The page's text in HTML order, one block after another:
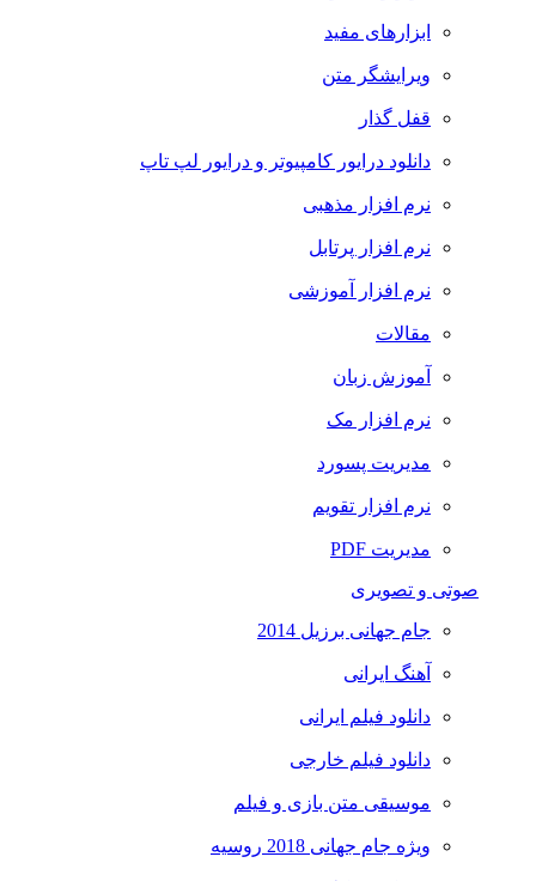
ابزارهای مفید
ویرایشگر متن
قفل گذار
دانلود درایور کامپیوتر و درایور لپ تاپ
نرم افزار مذهبی
نرم افزار پرتابل
نرم افزار آموزشی
مقالات
آموزش زبان
نرم افزار مک
مدیریت پسورد
نرم افزار تقویم
مدیریت PDF
صوتی و تصویری
جام جهانی برزیل 2014
آهنگ ایرانی
دانلود فیلم ایرانی
دانلود فیلم خارجی
موسیقی متن بازی و فیلم
ویژه جام جهانی 2018 روسیه